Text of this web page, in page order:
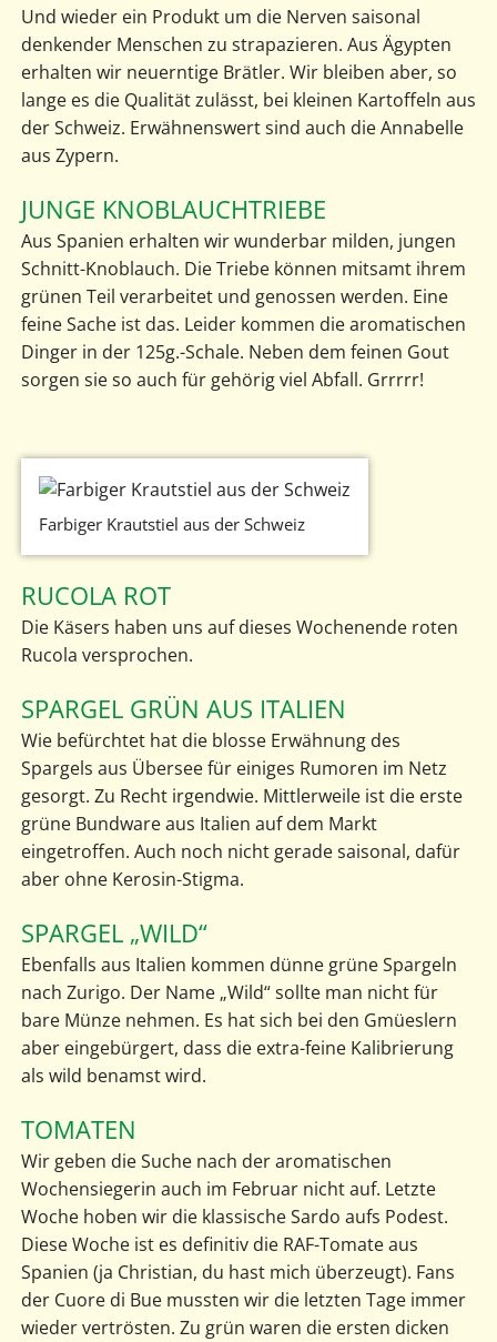
Und wieder ein Produkt um die Nerven saisonal
denkender Menschen zu strapazieren. Aus Ägypten
erhalten wir neuerntige Brätler. Wir bleiben aber, so
lange es die Qualität zulässt, bei kleinen Kartoffeln aus
der Schweiz. Erwähnenswert sind auch die Annabelle
aus Zypern.
JUNGE KNOBLAUCHTRIEBE
Aus Spanien erhalten wir wunderbar milden, jungen
Schnitt-Knoblauch. Die Triebe können mitsamt ihrem
grünen Teil verarbeitet und genossen werden. Eine
feine Sache ist das. Leider kommen die aromatischen
Dinger in der 125g.-Schale. Neben dem feinen Gout
sorgen sie so auch für gehörig viel Abfall. Grrrrr!
Farbiger Krautstiel aus der Schweiz
RUCOLA ROT
Die Käsers haben uns auf dieses Wochenende roten
Rucola versprochen.
SPARGEL GRÜN AUS ITALIEN
Wie befürchtet hat die blosse Erwähnung des
Spargels aus Übersee für einiges Rumoren im Netz
gesorgt. Zu Recht irgendwie. Mittlerweile ist die erste
grüne Bundware aus Italien auf dem Markt
eingetroffen. Auch noch nicht gerade saisonal, dafür
aber ohne Kerosin-Stigma.
SPARGEL „WILD“
Ebenfalls aus Italien kommen dünne grüne Spargeln
nach Zurigo. Der Name „Wild“ sollte man nicht für
bare Münze nehmen. Es hat sich bei den Gmüeslern
aber eingebürgert, dass die extra-feine Kalibrierung
als wild benamst wird.
TOMATEN
Wir geben die Suche nach der aromatischen
Wochensiegerin auch im Februar nicht auf. Letzte
Woche hoben wir die klassische Sardo aufs Podest.
Diese Woche ist es definitiv die RAF-Tomate aus
Spanien (ja Christian, du hast mich überzeugt). Fans
der Cuore di Bue mussten wir die letzten Tage immer
wieder vertrösten. Zu grün waren die ersten dicken